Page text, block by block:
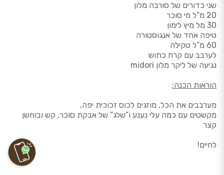
שני כדורים של סורבה מלון
20 מ”ל מי סוכר
30 מל מיץ לימון
טיפה אחד של אנגוסטורה
60 מ”ל טקילה
לערבב עם קרח כתוש
נגיעה של ליקר מלון midori
הוראות הכנה:
מערבבים את הכל, מוזגים לכוס זכוכית יפה,
מקשטים עם כמה עלי נענע ו”שלג” של אבקת סוכר, קש ובוחשן
קצר
לחיים!